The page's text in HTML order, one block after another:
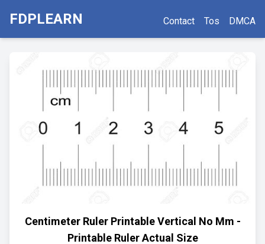
FDPLEARN Contact Tos DMCA
Centimeter Ruler Printable Vertical No Mm -
Printable Ruler Actual Size